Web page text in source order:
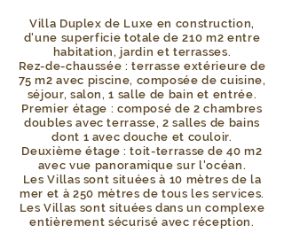
Villa Duplex de Luxe en construction,
d'une superficie totale de 210 m2 entre
habitation, jardin et terrasses.
Rez-de-chaussée : terrasse extérieure de
75 m2 avec piscine, composée de cuisine,
séjour, salon, 1 salle de bain et entrée.
Premier étage : composé de 2 chambres
doubles avec terrasse, 2 salles de bains
dont 1 avec douche et couloir.
Deuxième étage : toit-terrasse de 40 m2
avec vue panoramique sur l'océan.
Les Villas sont situées à 10 mètres de la
mer et à 250 mètres de tous les services.
Les Villas sont situées dans un complexe
entièrement sécurisé avec réception.